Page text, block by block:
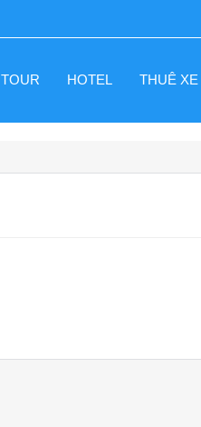
TOUR HOTEL THUÊ XE